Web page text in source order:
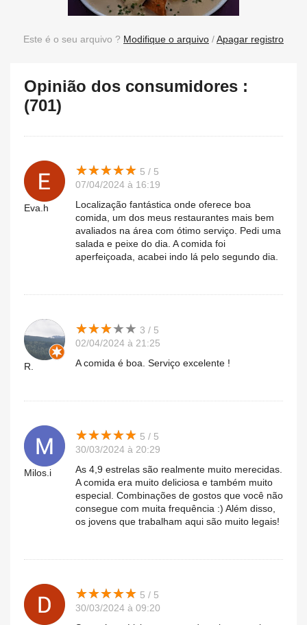
Este é o seu arquivo ? Modifique o arquivo /Apagar registro
Opinião dos consumidores :
(701)
Eva.h
★★★★★
★★★★★ 5 / 5
07/04/2024 à 16:19
Localização fantástica onde oferece boa
comida, um dos meus restaurantes mais bem
avaliados na área com ótimo serviço. Pedi uma
salada e peixe do dia. A comida foi
aperfeiçoada, acabei indo lá pelo segundo dia.
R.
★★★★★
★★★★★ 3 / 5
02/04/2024 à 21:25
A comida é boa. Serviço excelente !
Milos.i
★★★★★
★★★★★ 5 / 5
30/03/2024 à 20:29
As 4,9 estrelas são realmente muito merecidas.
A comida era muito deliciosa e também muito
especial. Combinações de gostos que você não
consegue com muita frequência :) Além disso,
os jovens que trabalham aqui são muito legais!
★★★★★
★★★★★ 5 / 5
30/03/2024 à 09:20